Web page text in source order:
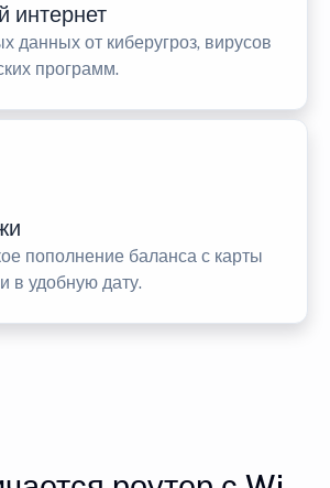
интернет
данных от киберугроз, вирусов
программ.
пополнение баланса с карты
в удобную дату.